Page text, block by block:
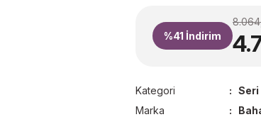
%41 İndirim
Kategori
Seri
Marka